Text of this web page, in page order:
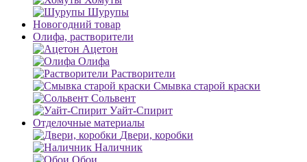
Шурупы
Новогодний товар
Олифа, растворители
Ацетон
Олифа
Растворители
Смывка старой краски
Сольвент
Уайт-Спирит
Отделочные материалы
Двери, коробки
Наличник
Обои